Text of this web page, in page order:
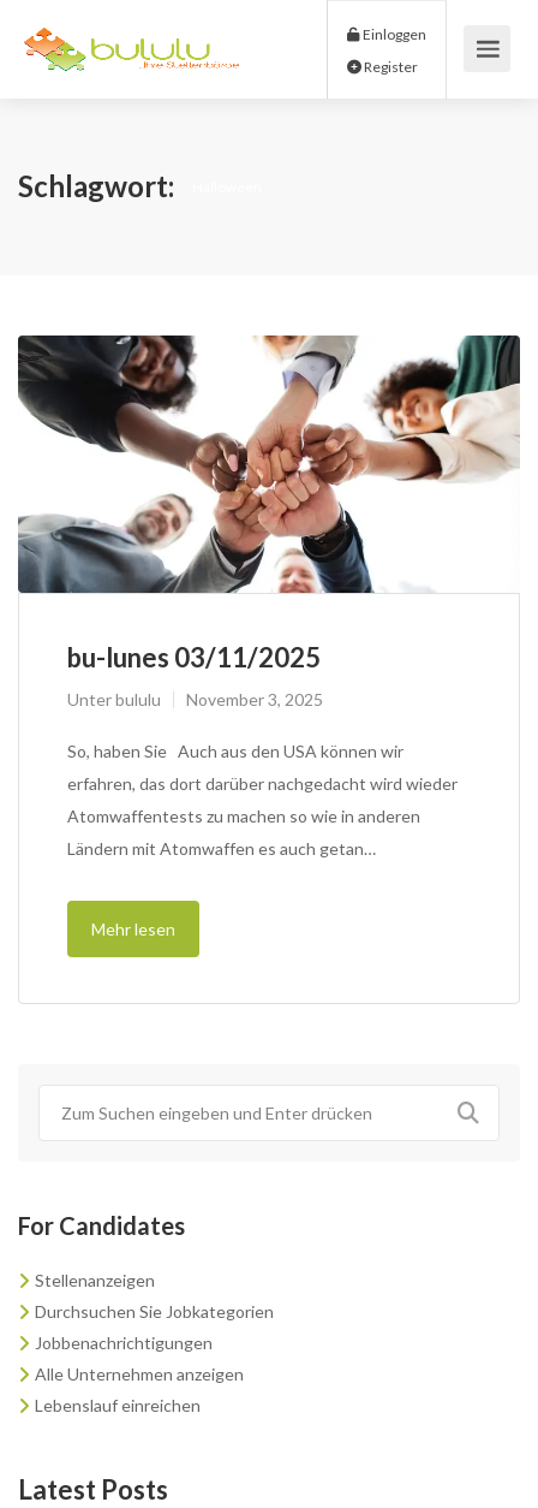
Einloggen
Schlagwort:
bu-lunes 03/11/2025
Unterbululu November 3, 2025
So, haben Sie Auch aus den USA können wir
erfahren, das dort darüber nachgedacht wird wieder
Atomwaffentests zu machen so wie in anderen
Ländern mit Atomwaffen es auch getan…
Mehr lesen
For Candidates
Stellenanzeigen
Durchsuchen Sie Jobkategorien
Jobbenachrichtigungen
Alle Unternehmen anzeigen
Lebenslauf einreichen
Latest Posts